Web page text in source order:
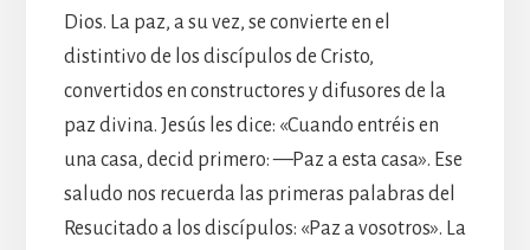
Dios. La paz, a su vez, se convierte en el
distintivo de los discípulos de Cristo,
convertidos en constructores y difusores de la
paz divina. Jesús les dice: «Cuando entréis en
una casa, decid primero: —Paz a esta casa». Ese
saludo nos recuerda las primeras palabras del
Resucitado a los discípulos: «Paz a vosotros». La